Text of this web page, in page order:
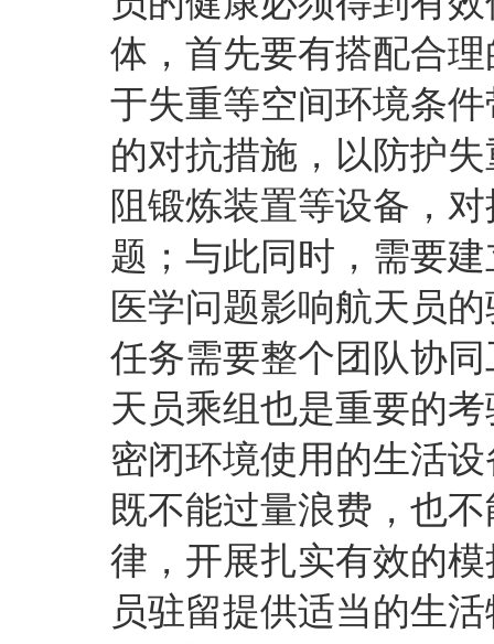
体，首先要有搭配合
于失重等空间环境条
的对抗措施，以防护
阻锻炼装置等设备，
题；与此同时，需要
医学问题影响航天员
任务需要整个团队协
天员乘组也是重要的
密闭环境使用的生活
既不能过量浪费，也
律，开展扎实有效的
员驻留提供适当的生